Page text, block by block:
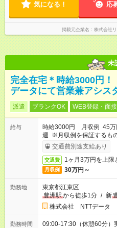
気になる！ 応
掲載元企業名 株式会社
未
完全在宅＊時給3000円
データにて営業兼アシス
派遣 ブランクOK WEB登録・面
給与
時給3000円 月収例 45万
週 ※月収例を保証するも
ービス利用可（利用条件有
交通費別途支給あり
交通費 1ヶ月3万円を上限
月収例 30万円～
勤務地
東京都江東区
豊洲駅から徒歩1分 / 新
株式会社 NTTデータ
勤務時間 09:00-17:30（休憩60分）